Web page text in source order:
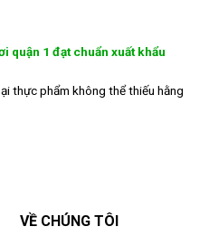
quận 1 đạt chuẩn xuất khẩu
thực phẩm không thể thiếu hằng
VỀ CHÚNG TÔI